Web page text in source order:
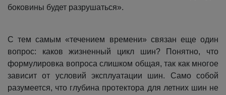
боковины будет разрушаться».
С тем самым «течением времени» связан еще один
вопрос: каков жизненный цикл шин? Понятно, что
формулировка вопроса слишком общая, так как многое
зависит от условий эксплуатации шин. Само собой
разумеется, что глубина протектора для летних шин не